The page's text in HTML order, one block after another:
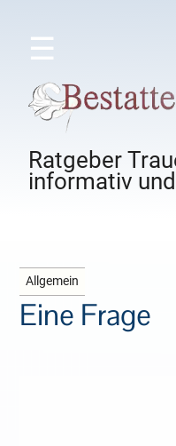
☰
Ratgeber
informativ
Allgemein
Eine Frage